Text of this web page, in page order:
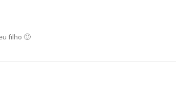
filho 🙂